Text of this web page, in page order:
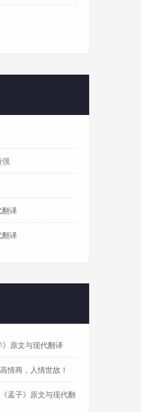
翻译
翻译
》原文与现代翻译
高情商，人情世故！
《孟子》原文与现代翻